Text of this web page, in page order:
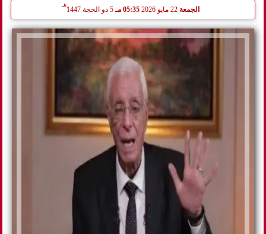
الجمعة 05:35 مـ 5 ذو الحجة 1447
هـ